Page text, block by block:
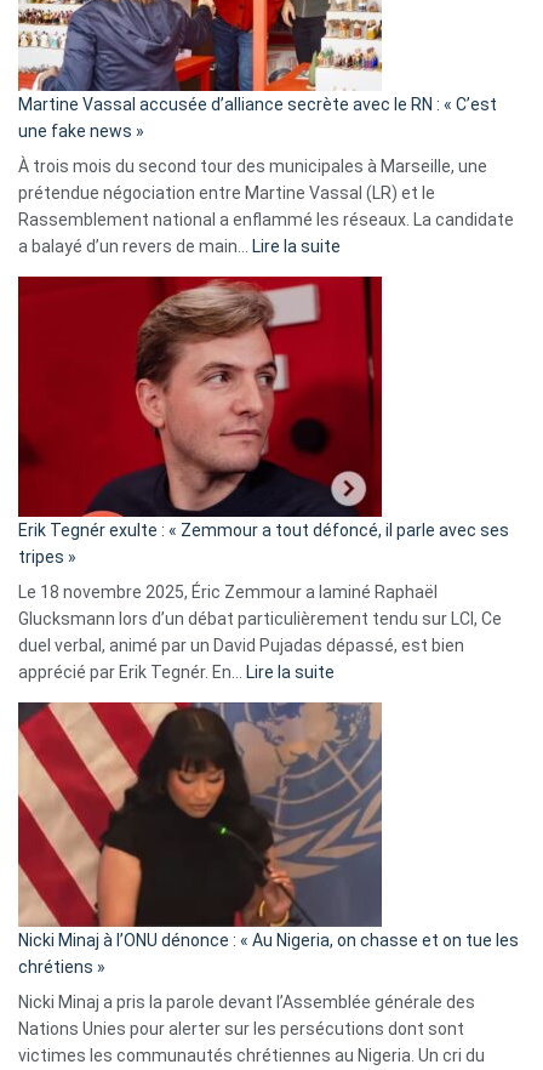
Algérie
Martine Vassal accusée d’alliance secrète avec le RN : « C’est
une fake news »
À trois mois du second tour des municipales à Marseille, une
prétendue négociation entre Martine Vassal (LR) et le
Rassemblement national a enflammé les réseaux. La candidate
a balayé d’un revers de main…
Lire la suite
d’alliance
secrète
«
C’est
fake
news
»
Erik Tegnér exulte : « Zemmour a tout défoncé, il parle avec ses
tripes »
Le 18 novembre 2025, Éric Zemmour a laminé Raphaël
Glucksmann lors d’un débat particulièrement tendu sur LCI, Ce
duel verbal, animé par un David Pujadas dépassé, est bien
apprécié par Erik Tegnér. En…
Lire la suite
Tegnér
exulte
« Zemmour
a
tout
parle
ses
tripes »
Nicki Minaj à l’ONU dénonce : « Au Nigeria, on chasse et on tue les
chrétiens »
Nicki Minaj a pris la parole devant l’Assemblée générale des
Nations Unies pour alerter sur les persécutions dont sont
victimes les communautés chrétiennes au Nigeria. Un cri du